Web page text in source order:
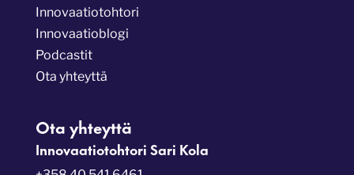
Innovaatiotohtori
Innovaatioblogi
Podcastit
Ota yhteyttä
Ota yhteyttä
Innovaatiotohtori Sari Kola